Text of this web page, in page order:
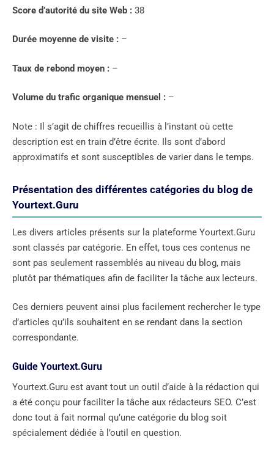
Score d’autorité du site Web : 38
Durée moyenne de visite : –
Taux de rebond moyen : –
Volume du trafic organique mensuel : –
Note : Il s’agit de chiffres recueillis à l’instant où cette
description est en train d’être écrite. Ils sont d’abord
approximatifs et sont susceptibles de varier dans le temps.
Présentation des différentes catégories du blog de
Yourtext.Guru
Les divers articles présents sur la plateforme Yourtext.Guru
sont classés par catégorie. En effet, tous ces contenus ne
sont pas seulement rassemblés au niveau du blog, mais
plutôt par thématiques afin de faciliter la tâche aux lecteurs.
Ces derniers peuvent ainsi plus facilement rechercher le type
d’articles qu’ils souhaitent en se rendant dans la section
correspondante.
Guide Yourtext.Guru
Yourtext.Guru est avant tout un outil d’aide à la rédaction qui
a été conçu pour faciliter la tâche aux rédacteurs SEO. C’est
donc tout à fait normal qu’une catégorie du blog soit
spécialement dédiée à l’outil en question.